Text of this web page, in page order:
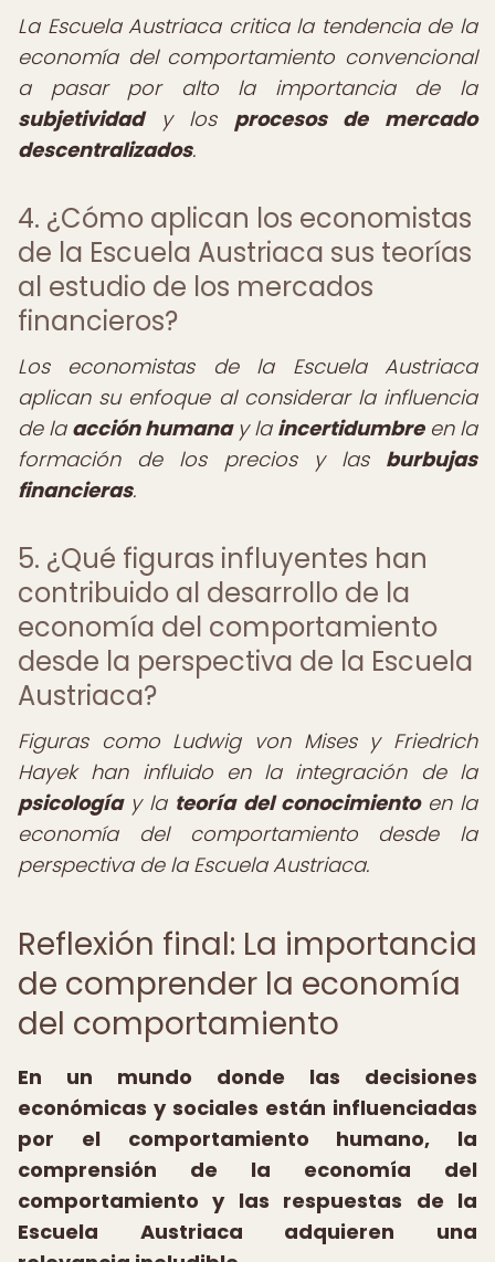
La Escuela Austriaca critica la tendencia de la
economía del comportamiento convencional
a pasar por alto la importancia de la
subjetividady los procesos de mercado
descentralizados.
4. ¿Cómo aplican los economistas
de la Escuela Austriaca sus teorías
al estudio de los mercados
financieros?
Los economistas de la Escuela Austriaca
aplican su enfoque al considerar la influencia
de la acción humanay la incertidumbreen la
formación de los precios y las burbujas
financieras.
5. ¿Qué figuras influyentes han
contribuido al desarrollo de la
economía del comportamiento
desde la perspectiva de la Escuela
Austriaca?
Figuras como Ludwig von Mises y Friedrich
Hayek han influido en la integración de la
psicologíay la teoría del conocimientoen la
economía del comportamiento desde la
perspectiva de la Escuela Austriaca.
Reflexión final: La importancia
de comprender la economía
del comportamiento
En un mundo donde las decisiones
económicas y sociales están influenciadas
por el comportamiento humano, la
comprensión de la economía del
comportamiento y las respuestas de la
Escuela Austriaca adquieren una